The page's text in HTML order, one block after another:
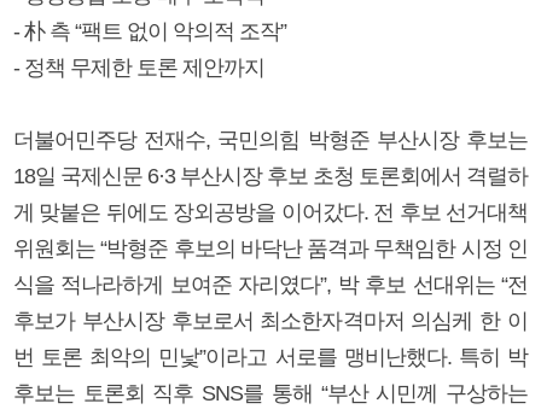
- 朴 측 “팩트 없이 악의적 조작”
- 정책 무제한 토론 제안까지
더불어민주당 전재수, 국민의힘 박형준 부산시장 후보는
18일 국제신문 6·3 부산시장 후보 초청 토론회에서 격렬하
게 맞붙은 뒤에도 장외공방을 이어갔다. 전 후보 선거대책
위원회는 “박형준 후보의 바닥난 품격과 무책임한 시정 인
식을 적나라하게 보여준 자리였다”, 박 후보 선대위는 “전
후보가 부산시장 후보로서 최소한자격마저 의심케 한 이
번 토론 최악의 민낯”이라고 서로를 맹비난했다. 특히 박
후보는 토론회 직후 SNS를 통해 “부산 시민께 구상하는